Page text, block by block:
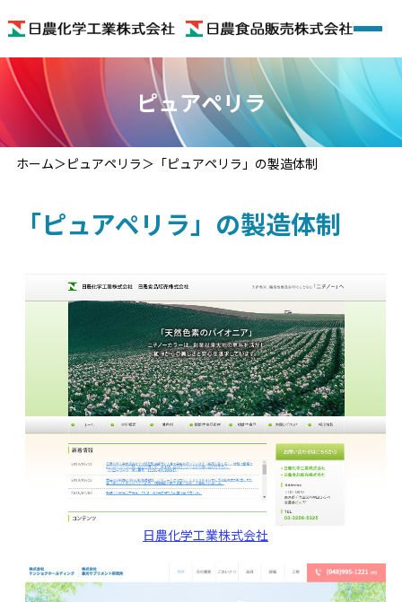
ホーム
会社概要
機能性食品素材
機能性食品
色のいろいろ
お問い合わせ
ピュアペリラ
ホーム ピュアペリラ 「ピュアペリラ」の製造体制
「ピュアペリラ」の製造体制
日農化学工業株式会社